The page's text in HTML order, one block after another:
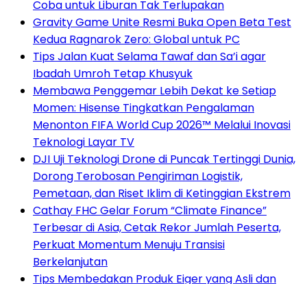
Coba untuk Liburan Tak Terlupakan
Gravity Game Unite Resmi Buka Open Beta Test
Kedua Ragnarok Zero: Global untuk PC
Tips Jalan Kuat Selama Tawaf dan Sa’i agar
Ibadah Umroh Tetap Khusyuk
Membawa Penggemar Lebih Dekat ke Setiap
Momen: Hisense Tingkatkan Pengalaman
Menonton FIFA World Cup 2026™ Melalui Inovasi
Teknologi Layar TV
DJI Uji Teknologi Drone di Puncak Tertinggi Dunia,
Dorong Terobosan Pengiriman Logistik,
Pemetaan, dan Riset Iklim di Ketinggian Ekstrem
Cathay FHC Gelar Forum “Climate Finance”
Terbesar di Asia, Cetak Rekor Jumlah Peserta,
Perkuat Momentum Menuju Transisi
Berkelanjutan
Tips Membedakan Produk Eiger yang Asli dan